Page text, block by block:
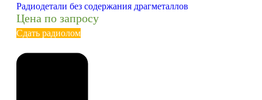
Радиодетали без содержания драгметаллов
Цена по запросу
Сдать радиолом